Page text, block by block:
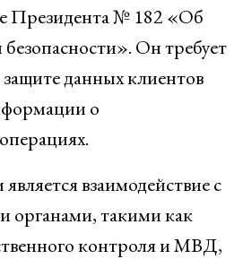
Президента № 182 «Об
Он требует
данных клиентов
о
взаимодействие с
органами, такими как
контроля и МВД,